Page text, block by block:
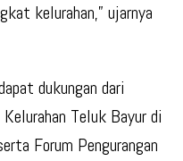
kelurahan,” ujarnya
dukungan dari
Teluk Bayur di
Forum Pengurangan